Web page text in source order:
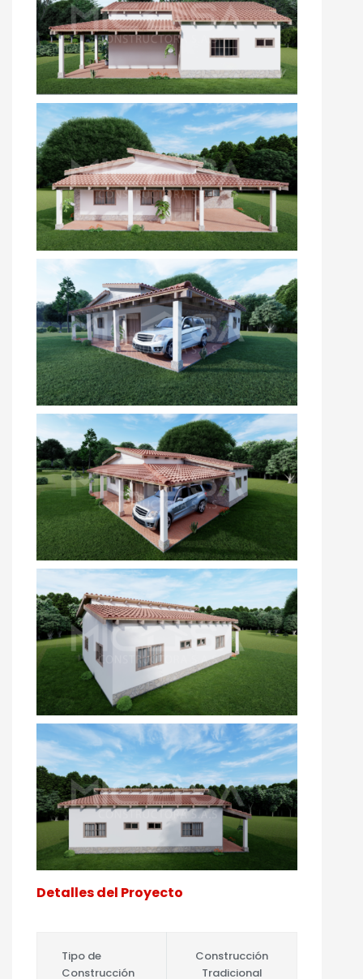
Detalles del Proyecto
Tipo de
Construcción
Construcción
Tradicional